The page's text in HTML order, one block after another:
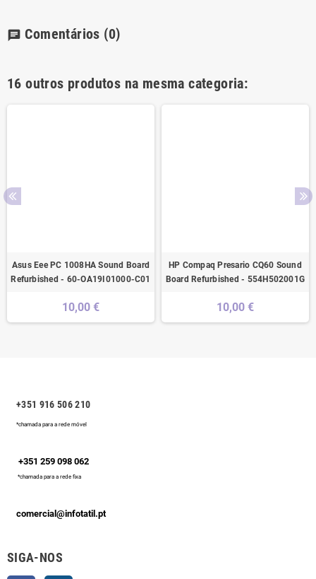
chat Comentários (0)
16 outros produtos na mesma categoria:
Asus Eee PC 1008HA Sound Board
Refurbished - 60-OA19I01000-C01
10,00 €
HP Compaq Presario CQ60 Sound
Board Refurbished - 554H502001G
10,00 €
+351 916 506 210
*chamada para a rede móvel
+351 259 098 062
*chamada para a rede fixa
comercial@infotatil.pt
SIGA-NOS